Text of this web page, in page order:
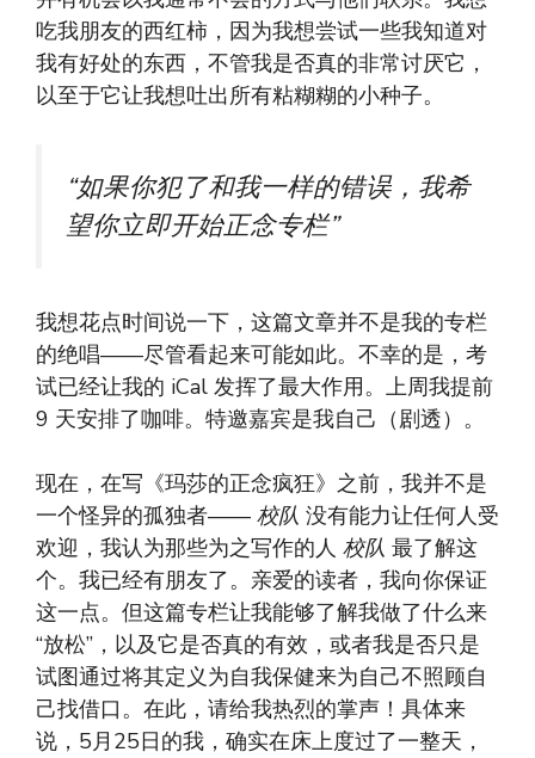
吃我朋友的西红柿，因为我想尝试一些我知道对
我有好处的东西，不管我是否真的非常讨厌它，
以至于它让我想吐出所有粘糊糊的小种子。
“如果你犯了和我一样的错误，我希
望你立即开始正念专栏”
我想花点时间说一下，这篇文章并不是我的专栏
的绝唱——尽管看起来可能如此。不幸的是，考
试已经让我的 iCal 发挥了最大作用。上周我提前
9 天安排了咖啡。特邀嘉宾是我自己（剧透）。
现在，在写《玛莎的正念疯狂》之前，我并不是
一个怪异的孤独者—— 校队 没有能力让任何人受
欢迎，我认为那些为之写作的人 校队 最了解这
个。我已经有朋友了。亲爱的读者，我向你保证
这一点。但这篇专栏让我能够了解我做了什么来
“放松”，以及它是否真的有效，或者我是否只是
试图通过将其定义为自我保健来为自己不照顾自
己找借口。在此，请给我热烈的掌声！具体来
说，5月25日的我，确实在床上度过了一整天，